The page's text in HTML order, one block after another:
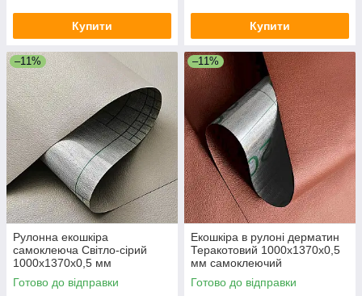
Купити Купити
–11%
Рулонна екошкіра
самоклеюча Світло-сірий
1000х1370х0,5 мм
шкірозамінник для меблів
дерматин
Готово до відправки
–11%
Екошкіра в рулоні дерматин
Теракотовий 1000х1370х0,5
мм самоклеючий
шкірозамінник для меблів
Готово до відправки